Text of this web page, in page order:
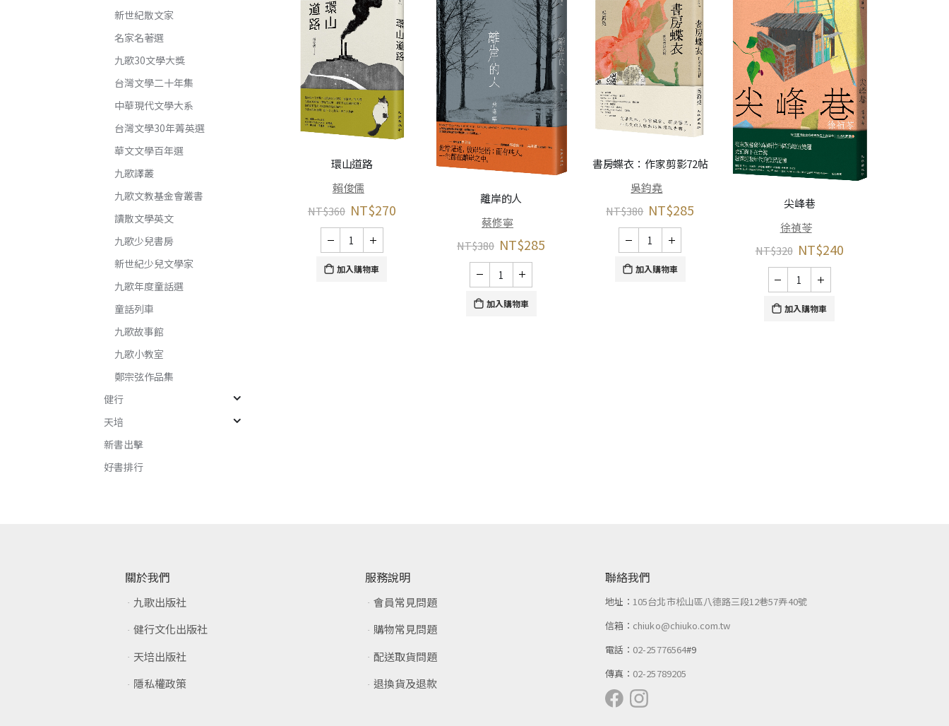
楊桃香
環山道路
賴俊儒
NT$360 NT$270
加入購物車
離岸的人
蔡修寧
NT$380 NT$285
加入購物車
書房蝶衣：作家剪影72帖
吳鈞堯
NT$380 NT$285
加入購物車
尖峰巷
徐禎苓
NT$320 NT$240
加入購物車
新世紀散文家
名家名著選
九歌30文學大獎
台灣文學二十年集
中華現代文學大系
台灣文學30年菁英選
華文文學百年選
九歌譯叢
九歌文教基金會叢書
讀散文學英文
九歌少兒書房
新世紀少兒文學家
九歌年度童話選
童話列車
九歌故事館
九歌小教室
鄭宗弦作品集
健行
天培
新書出擊
好書排行
關於我們
九歌出版社
健行文化出版社
天培出版社
隱私權政策
服務說明
會員常見問題
購物常見問題
配送取貨問題
退換貨及退款
聯絡我們
地址： 105台北市松山區八德路三段12巷57弄40號
信箱： chiuko@chiuko.com.tw
電話： 02-25776564#9
傳真： 02-25789205